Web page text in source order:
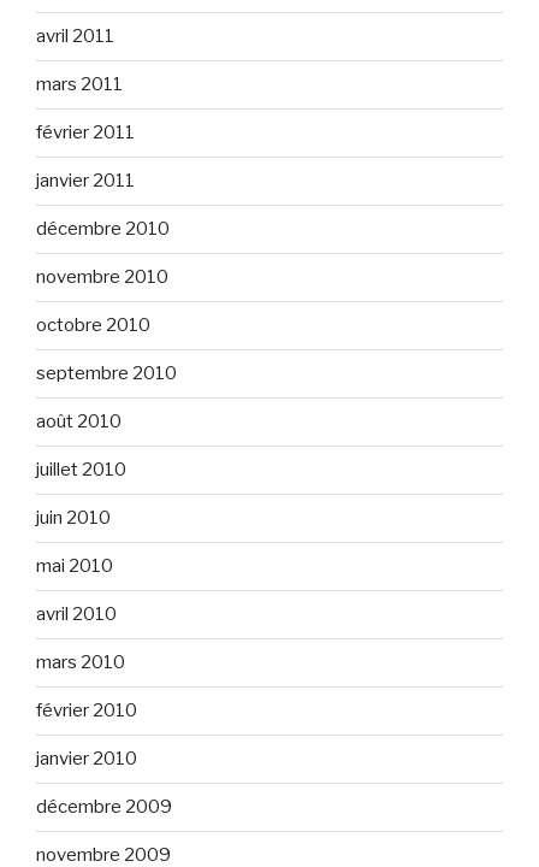
avril 2011
mars 2011
février 2011
janvier 2011
décembre 2010
novembre 2010
octobre 2010
septembre 2010
août 2010
juillet 2010
juin 2010
mai 2010
avril 2010
mars 2010
février 2010
janvier 2010
décembre 2009
novembre 2009